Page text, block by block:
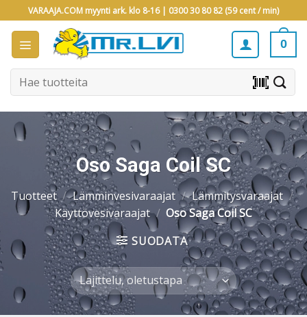
to
content
VARAAJA.COM myynti ark. klo 8-16 | 0300 30 80 82 (59 cent / min)
0
Etsi: barcode_scanner
Oso Saga Coil SC
Tuotteet / Lämminvesivaraajat / Lämmitysvaraajat /
Käyttövesivaraajat / Oso Saga Coil SC
SUODATA